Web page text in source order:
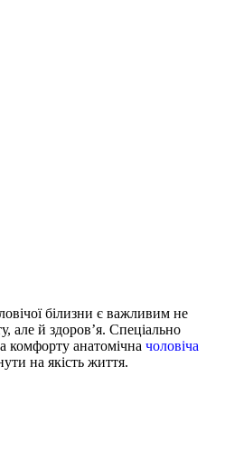
білизни є важливим не
але й здоров’я. Спеціально
комфорту анатомічна чоловіча
на якість життя.